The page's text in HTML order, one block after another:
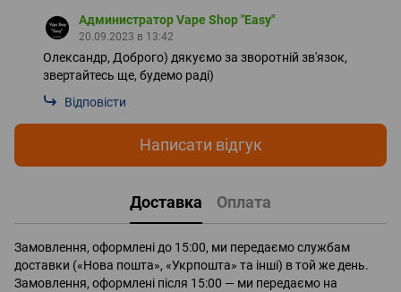
Администратор Vape Shop "Easy"
20.09.2023 в 13:42
Олександр, Доброго) дякуємо за зворотній зв'язок,
звертайтесь ще, будемо раді)
Відповісти
Написати відгук
Доставка Оплата
Замовлення, оформлені до 15:00, ми передаємо службам
доставки («Нова пошта», «Укрпошта» та інші) в той же день.
Замовлення, оформлені після 15:00 — ми передаємо на